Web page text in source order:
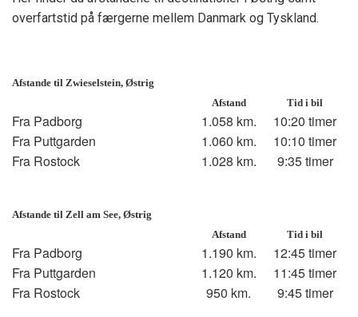
overfartstid på færgerne mellem Danmark og Tyskland.
Afstande til Zwieselstein, Østrig
Afstand
Tid i bil
Fra Padborg 1.058 km.
10:20 timer
Fra Puttgarden
1.060 km.
10:10 timer
Fra Rostock
1.028 km. 9:35 timer
Afstande til Zell am See, Østrig
Afstand
Tid i bil
Fra Padborg 1.190 km.
12:45 timer
Fra Puttgarden
1.120 km.
11:45 timer
Fra Rostock
950 km. 9:45 timer